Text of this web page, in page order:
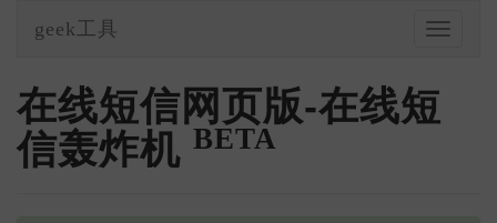
geek工具
在线短信网页版-在线短
信轰炸机BETA